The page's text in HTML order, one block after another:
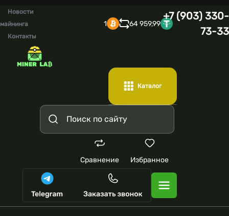
Новости
майнинга
Контакты
1 64 959,99
+7 (903) 330-
73-33
Каталог
Сравнение Избранное